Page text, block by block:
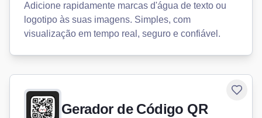
Adicione rapidamente marcas d'água de texto ou
logotipo às suas imagens. Simples, com
visualização em tempo real, seguro e confiável.
Gerador de Código QR